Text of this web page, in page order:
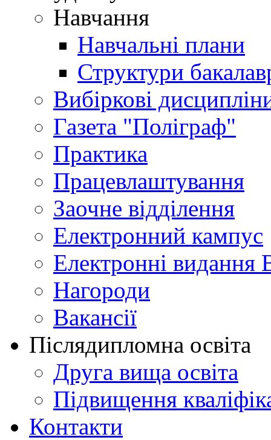
Навчання
Навчальні плани
Структури
Вибіркові
Газета "Поліграф"
Практика
Працевлаштування
Заочне відділення
Електронний кампус
Електронні видання
Нагороди
Вакансії
Післядипломна освіта
Друга вища освіта
Підвищення
Контакти